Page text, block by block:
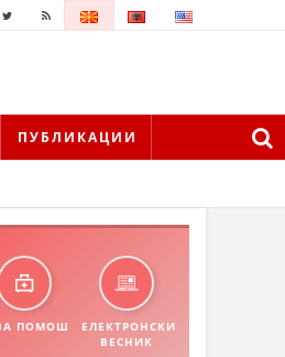
ПУБЛИКАЦИИ
ПОМОШ
ЕЛЕКТРОНСКИ
ВЕСНИК